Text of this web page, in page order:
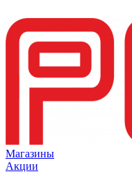
Магазины
Акции